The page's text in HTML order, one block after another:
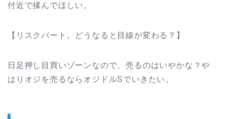
付近で揉んでほしい。
【リスクパート。どうなると目線が変わる？】
日足押し目買いゾーンなので、売るのはいやかな？や
はりオジを売るならオジドルSでいきたい。